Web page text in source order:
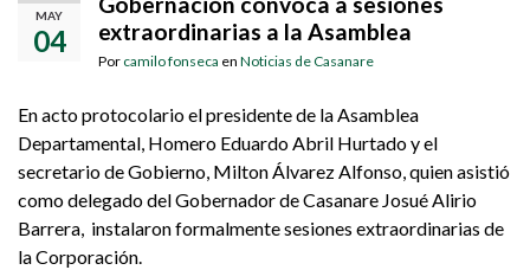
MAY
04
extraordinarias a la Asamblea
Por camilo fonseca en Noticias de Casanare
En acto protocolario el presidente de la Asamblea
Departamental, Homero Eduardo Abril Hurtado y el
secretario de Gobierno, Milton Álvarez Alfonso, quien asistió
como delegado del Gobernador de Casanare Josué Alirio
Barrera, instalaron formalmente sesiones extraordinarias de
la Corporación.